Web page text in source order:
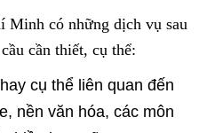
Minh có những dịch vụ sau
cần thiết, cụ thể:
cụ thể liên quan đến
nền văn hóa, các môn